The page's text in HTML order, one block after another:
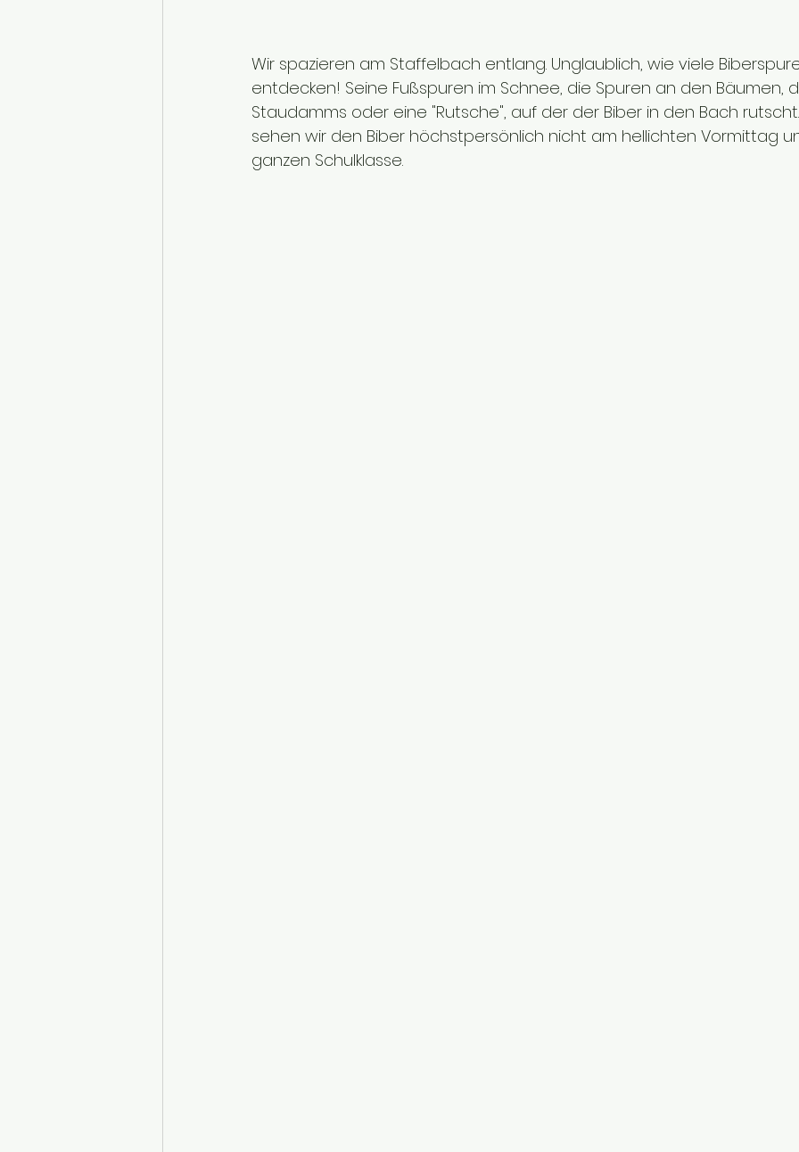
Wir spazieren am Staffelbach entlang. Unglaublich, wie viele
entdecken! Seine Fußspuren im Schnee, die Spuren an den Bäumen,
Staudamms oder eine "Rutsche", auf der der Biber in den Bach
sehen wir den Biber höchstpersönlich nicht am hellichten Vormittag
ganzen Schulklasse.